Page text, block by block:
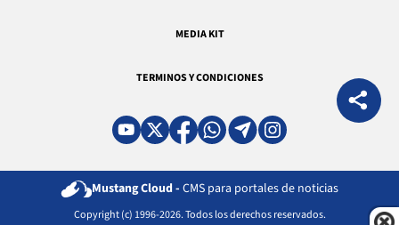
MEDIA KIT
TERMINOS Y CONDICIONES
Mustang Cloud - CMS para portales de noticias
Copyright (c) 1996-2026. Todos los derechos reservados.